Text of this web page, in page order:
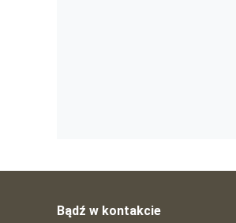
Bądź w kontakcie